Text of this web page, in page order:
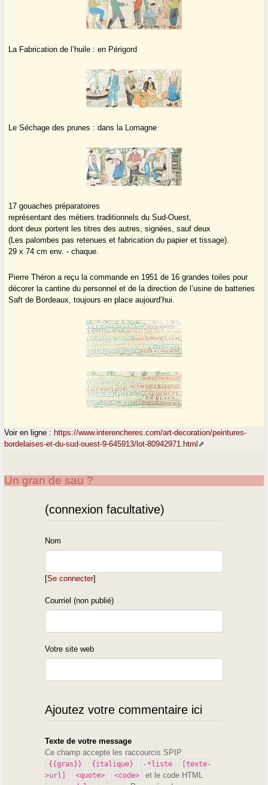
La Fabrication de l’huile : en Périgord
Le Séchage des prunes : dans la Lomagne
17 gouaches préparatoires
représentant des métiers traditionnels du Sud-Ouest,
dont deux portent les titres des autres, signées, sauf deux
(Les palombes pas retenues et fabrication du papier et tissage).
29 x 74 cm env. - chaque.
Pierre Théron a reçu la commande en 1951 de 16 grandes toiles pour
décorer la cantine du personnel et de la direction de l’usine de batteries
Saft de Bordeaux, toujours en place aujourd’hui.
Voir en ligne : https://www.interencheres.com/art-decoration/peintures-
bordelaises-et-du-sud-ouest-9-645913/lot-80942971.html
Un gran de sau ?
(connexion facultative)
Nom
[Se connecter]
Courriel (non publié)
Votre site web
Ajoutez votre commentaire ici
Texte de votre message
Ce champ accepte les raccourcis SPIP
{{gras}} {italique} -*liste
[texte-
>url]
<quote> <code> et le code HTML